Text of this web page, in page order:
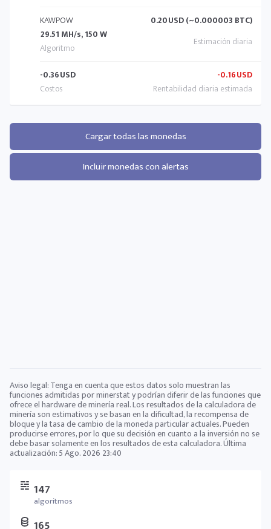
147
algoritmos
KAWPOW
29.51 MH/s, 150 W
0.20USD (~0.000003 BTC)
-0.36USD -0.16USD
Cargar todas las monedas
Incluir monedas con alertas
Aviso legal: Tenga en cuenta que estos datos solo muestran las
funciones admitidas por minerstat y podrían diferir de las funciones que
ofrece el hardware de minería real. Los resultados de la calculadora de
minería son estimativos y se basan en la dificultad, la recompensa de
bloque y la tasa de cambio de la moneda particular actuales. Pueden
producirse errores, por lo que su decisión en cuanto a la inversión no se
debe basar solamente en los resultados de esta calculadora. Última
actualización:5 Ago. 2026 23:40